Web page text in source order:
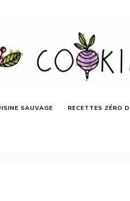
SAUVAGE RECETTES ZÉRO